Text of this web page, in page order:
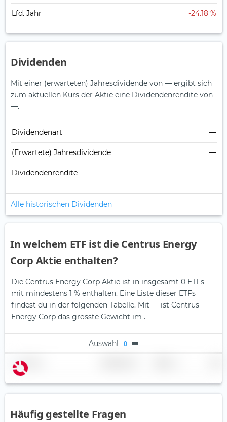
Lfd. Jahr -24.18 %
Dividenden
Mit einer (erwarteten) Jahresdividende von — ergibt sich
zum aktuellen Kurs der Aktie eine Dividendenrendite von
—.
Dividendenart —
(Erwartete) Jahresdividende —
Dividendenrendite —
Alle historischen Dividenden
In welchem ETF ist die Centrus Energy
Corp Aktie enthalten?
Die Centrus Energy Corp Aktie ist in insgesamt 0 ETFs
mit mindestens 1 % enthalten. Eine Liste dieser ETFs
findest du in der folgenden Tabelle. Mit — ist Centrus
Energy Corp das grösste Gewicht im .
Auswahl 0
Name
Häufig gestellte Fragen